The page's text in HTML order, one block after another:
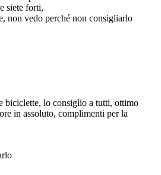
siete forti,
non vedo perché non consigliarlo
biciclette, lo consiglio a tutti, ottimo
in assoluto, complimenti per la